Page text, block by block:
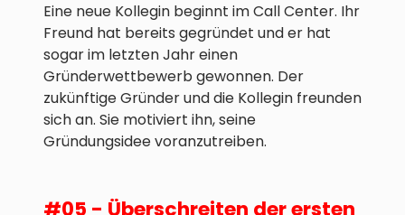
Eine neue Kollegin beginnt im Call Center. Ihr
Freund hat bereits gegründet und er hat
sogar im letzten Jahr einen
Gründerwettbewerb gewonnen. Der
zukünftige Gründer und die Kollegin freunden
sich an. Sie motiviert ihn, seine
Gründungsidee voranzutreiben.
#05 - Überschreiten der ersten